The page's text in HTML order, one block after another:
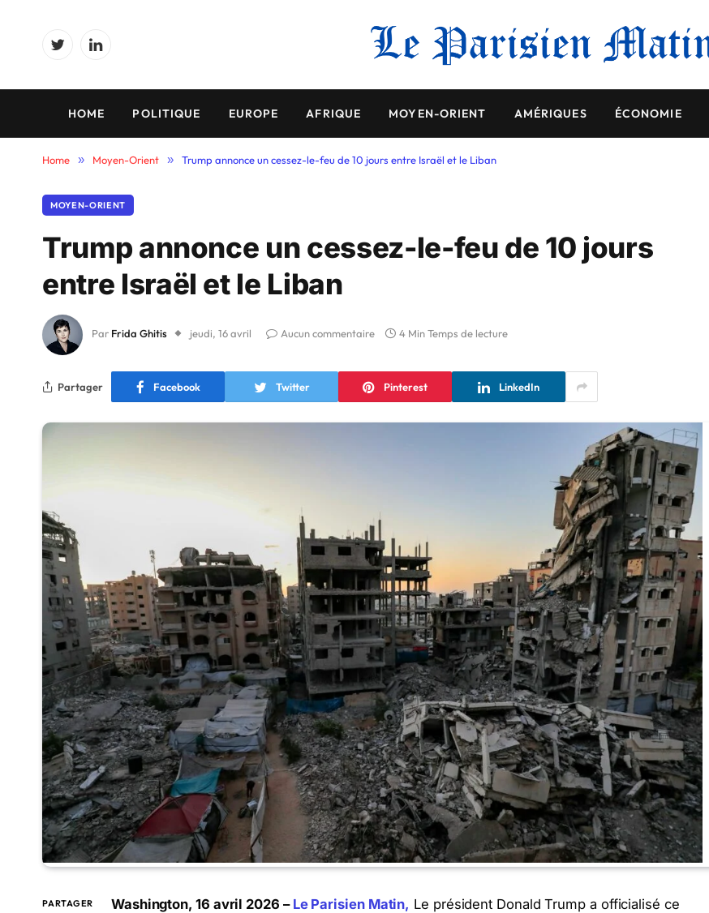
TwitterLinkedIn
HOME POLITIQUE EUROPE AFRIQUE MOYEN-ORIENT AMÉRIQUES ÉCONOMIE
Home » Moyen-Orient » Trump annonce un cessez-le-feu de 10 jours entre Israël et le Liban
MOYEN-ORIENT
Trump annonce un cessez-le-feu de 10 jours
entre Israël et le Liban
Par Frida Ghitis jeudi, 16 avril Aucun commentaire 4 Min Temps de lecture
Partager Facebook Twitter Pinterest LinkedIn
PARTAGER Washington, 16 avril 2026 – Le Parisien Matin, Le président Donald Trump a officialisé ce